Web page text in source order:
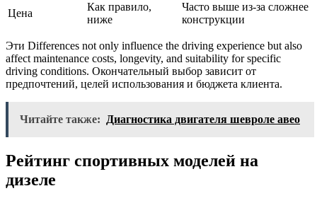
Цена
Как правило,
ниже
Часто выше из-за сложнее
конструкции
Эти Differences not only influence the driving experience but also
affect maintenance costs, longevity, and suitability for specific
driving conditions. Окончательный выбор зависит от
предпочтений, целей использования и бюджета клиента.
Читайте также: Диагностика двигателя шевроле авео
Рейтинг спортивных моделей на
дизеле